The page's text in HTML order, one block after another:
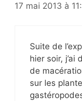
17 mai 2013 à
Suite de
hier soir, j’ai
de
sur les